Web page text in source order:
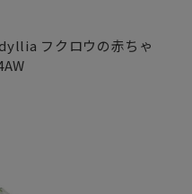
フクロウの赤ちゃ